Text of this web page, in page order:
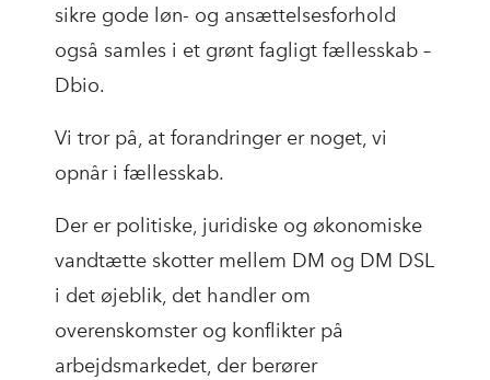
sikre gode løn- og ansættelsesforhold
også samles i et grønt fagligt fællesskab –
Dbio.
Vi tror på, at forandringer er noget, vi
opnår i fællesskab.
Der er politiske, juridiske og økonomiske
vandtætte skotter mellem DM og DM DSL
i det øjeblik, det handler om
overenskomster og konflikter på
arbejdsmarkedet, der berører